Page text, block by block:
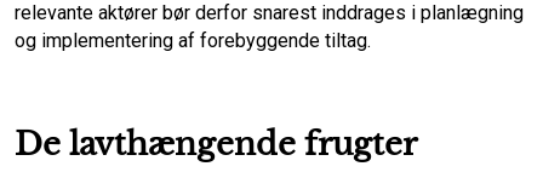
relevante aktører bør derfor snarest inddrages i planlægning
og implementering af forebyggende tiltag.
De lavthængende frugter